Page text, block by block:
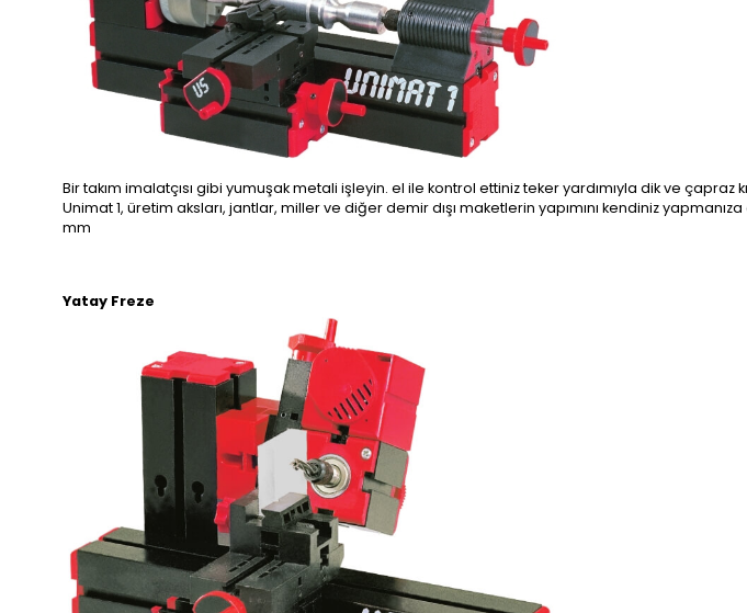
Bir takım imalatçısı gibi yumuşak metali işleyin. el ile kontrol ettiniz teker yardımıyla dik ve
Unimat 1, üretim aksları, jantlar, miller ve diğer demir dışı maketlerin yapımını kendiniz
mm
Yatay Freze